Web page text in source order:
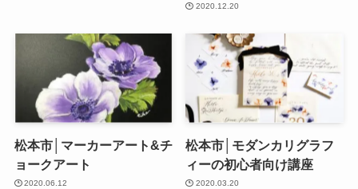
2020.12.20
松本市│マーカーアート&チ
ョークアート
2020.06.12
松本市│モダンカリグラフ
ィーの初心者向け講座
2020.03.20